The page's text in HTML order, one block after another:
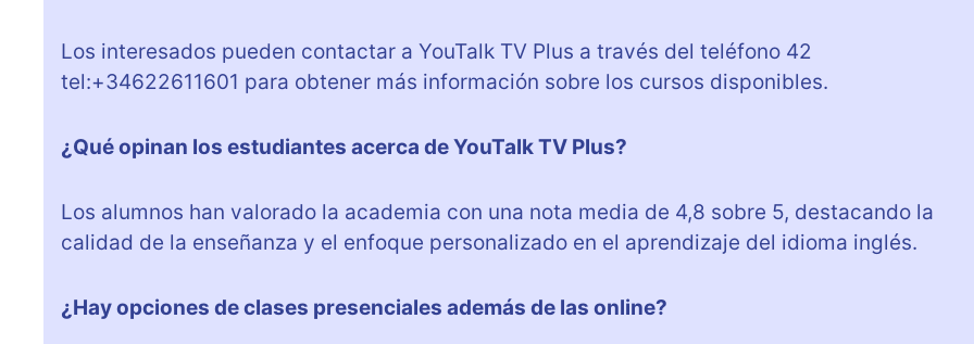
Los interesados pueden contactar a YouTalk TV Plus a través del teléfono 42
tel:+34622611601 para obtener más información sobre los cursos disponibles.
¿Qué opinan los estudiantes acerca de YouTalk TV Plus?
Los alumnos han valorado la academia con una nota media de 4,8 sobre 5, destacando la
calidad de la enseñanza y el enfoque personalizado en el aprendizaje del idioma inglés.
¿Hay opciones de clases presenciales además de las online?